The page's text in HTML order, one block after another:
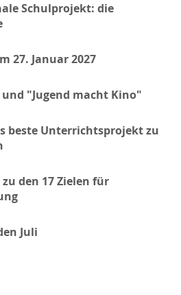
Schulprojekt: die
27. Januar 2027
"Jugend macht Kino"
beste Unterrichtsprojekt zu
den 17 Zielen für
Juli